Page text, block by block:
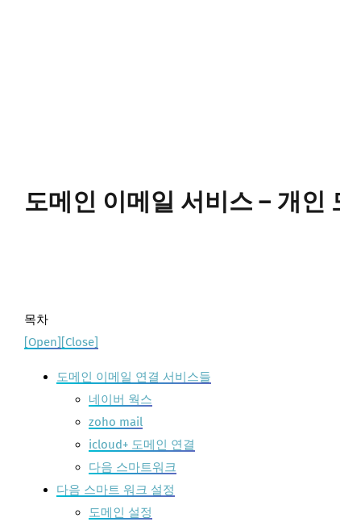
도메인 이메일 서비스 – 개인
목차
[Open] [Close]
도메인 이메일 연결 서비스들
네이버 웍스
zoho mail
icloud+ 도메인 연결
다음 스마트워크
다음 스마트 워크 설정
도메인 설정